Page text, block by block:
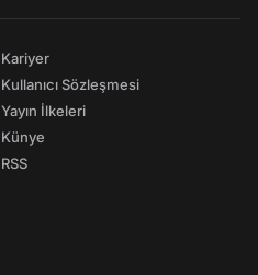
Kariyer
Kullanıcı Sözleşmesi
Yayın İlkeleri
Künye
RSS